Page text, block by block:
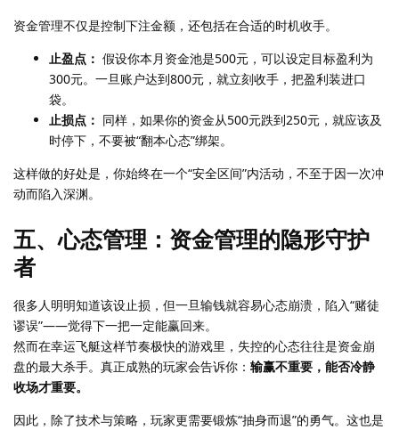
资金管理不仅是控制下注金额，还包括在合适的时机收手。
止盈点： 假设你本月资金池是500元，可以设定目标盈利为
300元。一旦账户达到800元，就立刻收手，把盈利装进口
袋。
止损点： 同样，如果你的资金从500元跌到250元，就应该及
时停下，不要被“翻本心态”绑架。
这样做的好处是，你始终在一个“安全区间”内活动，不至于因一次冲
动而陷入深渊。
五、心态管理：资金管理的隐形守护
者
很多人明明知道该设止损，但一旦输钱就容易心态崩溃，陷入“赌徒
谬误”——觉得下一把一定能赢回来。
然而在幸运飞艇这样节奏极快的游戏里，失控的心态往往是资金崩
盘的最大杀手。真正成熟的玩家会告诉你： 输赢不重要，能否冷静
收场才重要。
因此，除了技术与策略，玩家更需要锻炼“抽身而退”的勇气。这也是